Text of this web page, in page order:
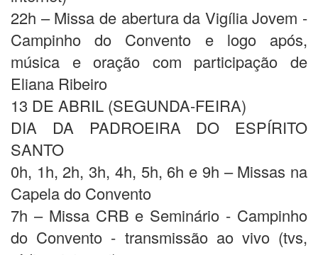
22h – Missa de abertura da Vigília Jovem -
Campinho do Convento e logo após,
música e oração com participação de
Eliana Ribeiro
13 DE ABRIL (SEGUNDA-FEIRA)
DIA DA PADROEIRA DO ESPÍRITO
SANTO
0h, 1h, 2h, 3h, 4h, 5h, 6h e 9h – Missas na
Capela do Convento
7h – Missa CRB e Seminário - Campinho
do Convento - transmissão ao vivo (tvs,